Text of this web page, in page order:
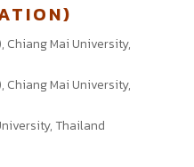
Chiang Mai University,
Chiang Mai University,
Thailand